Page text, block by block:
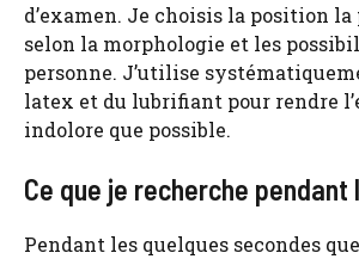
d’examen. Je choisis la position
selon la morphologie et les
personne. J’utilise
latex et du lubrifiant pour rendre
indolore que possible.
Ce que je recherche pendant
Pendant les quelques secondes